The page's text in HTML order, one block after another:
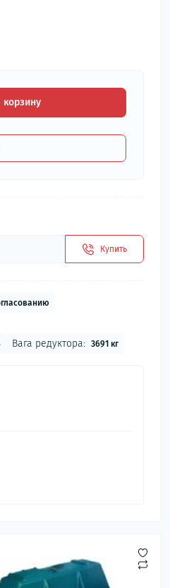
корзину
Купить
Вага редуктора: 3691 кг